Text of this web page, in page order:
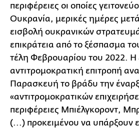
περιφέρειες οι οποίες
Ουκρανία, μερικές ημέρες
εισβολή ουκρανικών
επικράτεια από το ξέσπασμα
τέλη Φεβρουαρίου του 2022. Η
αντιτρομοκρατική επιτροπή
Παρασκευή το βράδυ την
«αντιτρομοκρατικών
περιφέρειες Μπιέλγκοροντ,
(...) προκειμένου να υπάρξουν